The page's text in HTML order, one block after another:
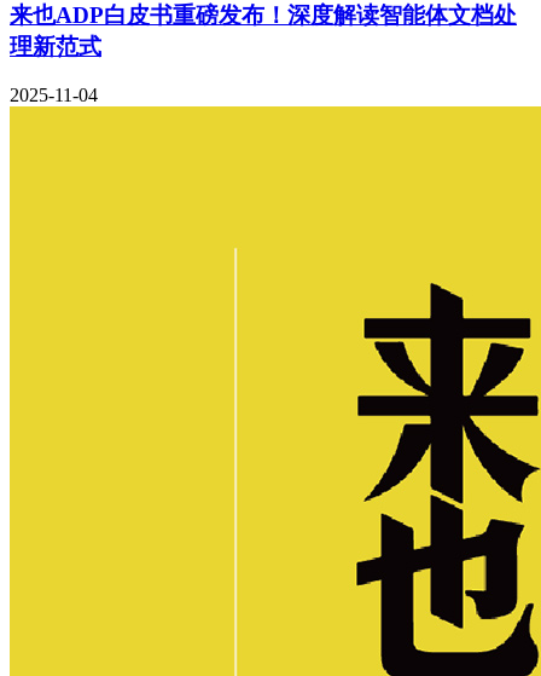
来也ADP白皮书重磅发布！深度解读智能体文档处
理新范式
2025-11-04